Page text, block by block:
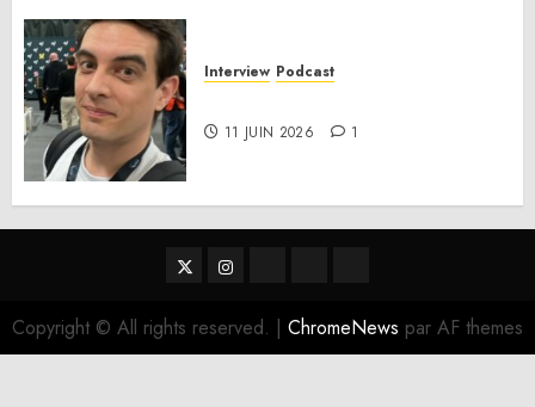
Interview Podcast
11 JUIN 2026 1
TwitterInstagram
Copyright © All rights reserved. | ChromeNews par AF themes